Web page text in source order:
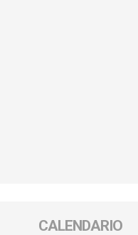
CALENDARIO